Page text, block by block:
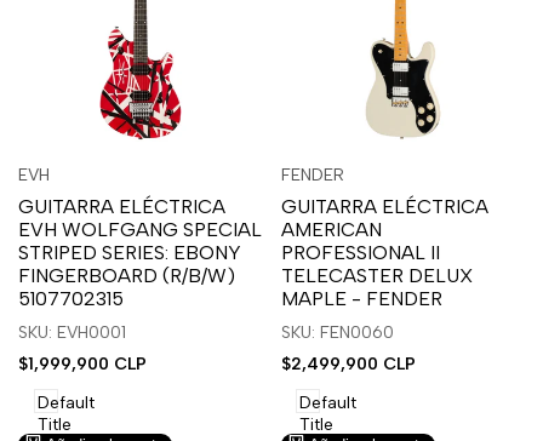
sesión
para
usar
la
lista
deseos.
para
usar
Compare
Proveedor:
EVH
GUITARRA ELÉCTRICA
EVH WOLFGANG SPECIAL
STRIPED SERIES: EBONY
FINGERBOARD (R/B/W)
5107702315
SKU: EVH0001
Precio
venta
$1,999,900 CLP
Default
Title
sesión
para
usar
la
lista
deseos.
sesión
para
usar
Compare
Vista
Proveedor:
FENDER
GUITARRA ELÉCTRICA
AMERICAN
PROFESSIONAL II
TELECASTER DELUX
MAPLE - FENDER
SKU: FEN0060
Precio
venta
$2,499,900 CLP
Default
Title